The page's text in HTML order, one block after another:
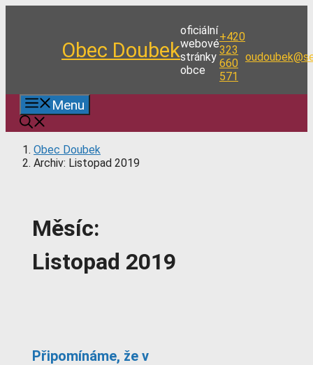
Obec Doubek
oficiální
webové
stránky
obce
+420
323
660
571
Menu
Obec Doubek
Archiv: Listopad 2019
Měsíc:
Listopad 2019
Připomínáme, že v